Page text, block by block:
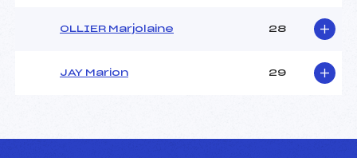
OLLIER Marjolaine 28
JAY Marion 29